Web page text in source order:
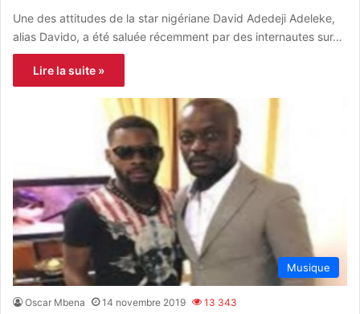
Une des attitudes de la star nigériane David Adedeji Adeleke,
alias Davido, a été saluée récemment par des internautes sur…
Lire la suite »
Musique
Oscar Mbena 14 novembre 2019 13 343